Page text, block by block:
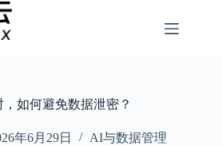
如何避免数据泄密？
年6月29日 AI与数据管理